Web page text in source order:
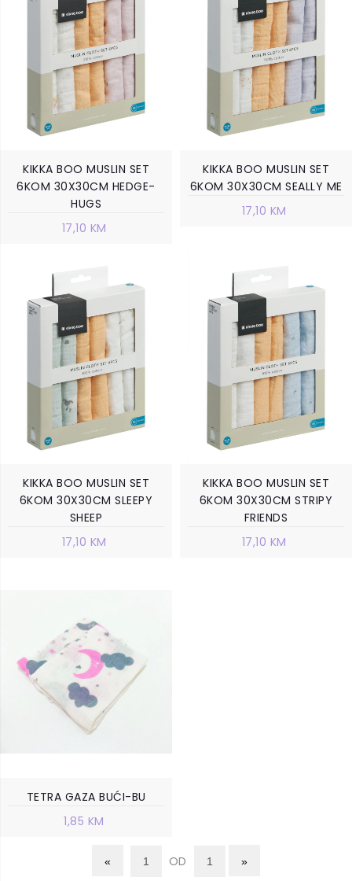
KIKKA BOO MUSLIN SET
6KOM 30X30CM HEDGE-
HUGS
17,10 KM
KIKKA BOO MUSLIN SET
6KOM 30X30CM SEALLY ME
17,10 KM
KIKKA BOO MUSLIN SET
6KOM 30X30CM SLEEPY
SHEEP
17,10 KM
KIKKA BOO MUSLIN SET
6KOM 30X30CM STRIPY
FRIENDS
17,10 KM
TETRA GAZA BUĆI-BU
1,85 KM
OD